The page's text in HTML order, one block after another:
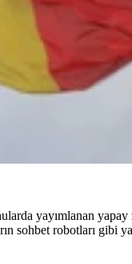
yayımlanan
sohbet robotları gibi